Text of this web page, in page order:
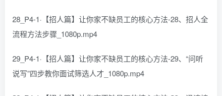
28_P4-1·【招人篇】让你家不缺员工的核心方法-28、招人全
流程方法步骤_1080p.mp4
29_P4-1·【招人篇】让你家不缺员工的核心方法-29、“问听
说写”四步教你面试筛选人才_1080p.mp4